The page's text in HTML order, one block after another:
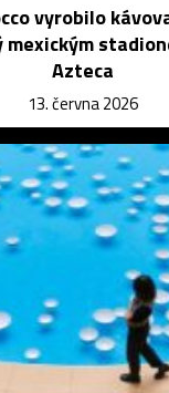
vyrobilo
Azteca
13. června 2026